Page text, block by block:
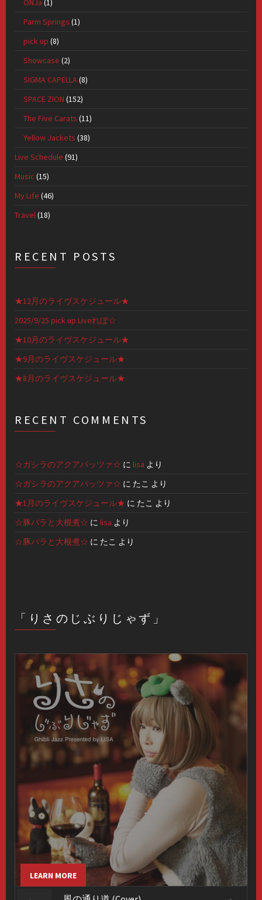
ONJa (1)
Parm Springs (1)
pick up (8)
Showcase (2)
SIGMA CAPELLA(8)
SPACE ZION (152)
The Five Carats (11)
Yellow Jackets (38)
Live Schedule (91)
Music (15)
My Life (46)
Travel(18)
RECENT POSTS
★12月のライヴスケジュール★
2025/9/25 pick up Liveれぽ☆
★10月のライヴスケジュール★
★9月のライヴスケジュール★
★8月のライヴスケジュール★
RECENT COMMENTS
☆ガシラのアクアパッツァ☆ に lisa より
☆ガシラのアクアパッツァ☆ に たこ より
★1月のライヴスケジュール★ に たこ より
☆豚バラと大根煮☆ に lisa より
☆豚バラと大根煮☆ に たこ より
「りさのじぶりじゃず」
LEARN MORE